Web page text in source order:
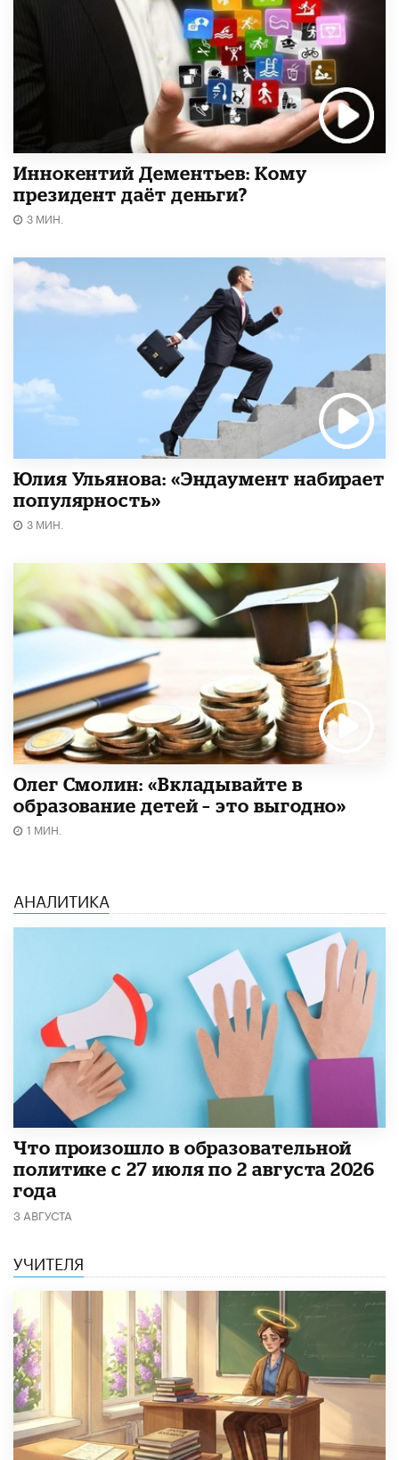
Иннокентий Дементьев: Кому
президент даёт деньги?
3 МИН.
Юлия Ульянова: «Эндаумент набирает
популярность»
3 МИН.
Олег Смолин: «Вкладывайте в
образование детей – это выгодно»
1 МИН.
АНАЛИТИКА
​Что произошло в образовательной
политике с 27 июля по 2 августа 2026
года
3 АВГУСТА
УЧИТЕЛЯ